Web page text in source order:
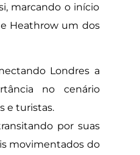
marcando o início
Heathrow um dos
Londres a
no cenário
e turistas.
por suas
movimentados do